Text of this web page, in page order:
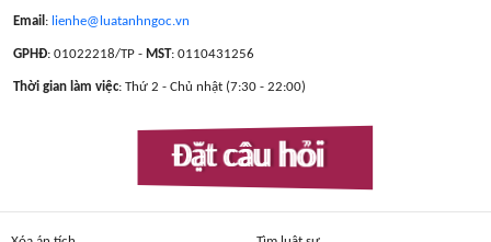
Email : lienhe@luatanhngoc.vn
GPHĐ: 01022218/TP - MST: 0110431256
Thời gian làm việc: Thứ 2 - Chủ nhật (7:30 - 22:00)
Đặt câu hỏi